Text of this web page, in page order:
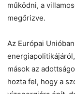
működni, a
megőrizve.
Az Európai
mások az
hozta fel, hogy a